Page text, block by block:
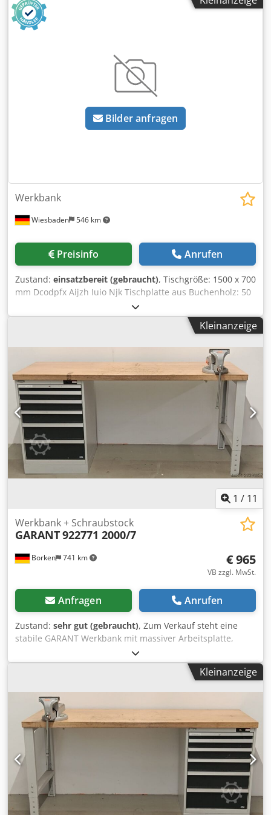
Bilder anfragen
Wiesbaden 546 km
Werkbank
Preisinfo Anrufen
Zustand: einsatzbereit (gebraucht), Tischgröße: 1500 x 700
mm Dcodpfx Aijzh Iuio Njk Tischplatte aus Buchenholz: 50
mm hinterer Aufbau zum Aufhängen von Werkzeughaltern
Schraubstock, Backenbreite: 125 mm Gewicht: 170 kg
Kleinanzeige
1 / 11
Borken 741 km
Werkbank + Schraubstock
GARANT922771 2000/7
€ 965
VB zzgl. MwSt.
Anfragen Anrufen
Zustand: sehr gut (gebraucht), Zum Verkauf steht eine
stabile GARANT Werkbank mit massiver Arbeitsplatte,
integriertem Schubladenschrank und montiertem
GARANT-Schraubstock. Die Werkbank ist vollständig
zusammengebaut und eignet sich ideal für Werkstatt,
Produktion, Montage, Instandhaltung oder den
professionellen Hobbybereich. Herstellerpreise Werkbank:
1.712,41 € brutto Schraubstock: 480,91 € brutto
Gesamtneupreis: 2.193,32 € brutto Produktdaten
Hersteller: GARANT Produktart: Werkbank / Arbeitstisch
Herstellernummer Werkbank: 922771 2000/7 Arbeitsplatte:
ca. 2.000 × 700 × 50 mm Arbeitshöhe: ca. 950 mm
Schubladenschrank: links montiert Schraubstock: rechts
montiert Schraubstock-Modell: GARANT 967110 160
Backenbreite: 160 mm Untergestell: stabile
Kleinanzeige